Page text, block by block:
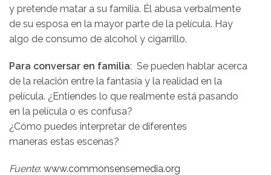
y pretende matar a su familia. Él abusa verbalmente
de su esposa en la mayor parte de la película. Hay
algo de consumo de alcohol y cigarrillo.
Para conversar en familia: Se pueden hablar acerca
de la relación entre la fantasía y la realidad en la
película. ¿Entiendes lo que realmente está pasando
en la película o es confusa?
¿Cómo puedes interpretar de diferentes
maneras estas escenas?
Fuente: www.commonsensemedia.org